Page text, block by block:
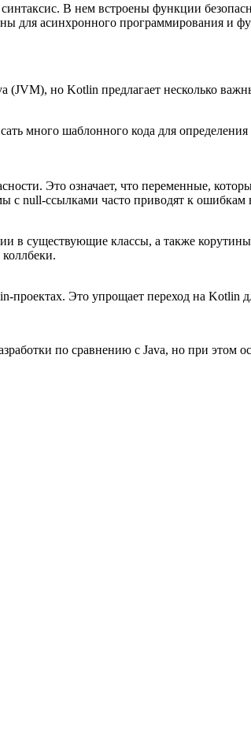
В нем встроены функции
для асинхронного программирования и
но Kotlin предлагает несколько
шаблонного кода для определения
Это означает, что переменные,
с null-ссылками часто приводят к
в существующие классы, а также
проектах. Это упрощает переход на Kotlin
по сравнению с Java, но при этом